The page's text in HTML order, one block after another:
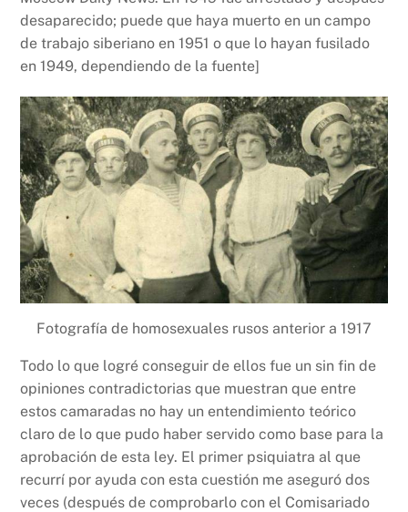
desaparecido; puede que haya muerto en un campo
de trabajo siberiano en 1951 o que lo hayan fusilado
en 1949, dependiendo de la fuente]
Fotografía de homosexuales rusos anterior a 1917
Todo lo que logré conseguir de ellos fue un sin fin de
opiniones contradictorias que muestran que entre
estos camaradas no hay un entendimiento teórico
claro de lo que pudo haber servido como base para la
aprobación de esta ley. El primer psiquiatra al que
recurrí por ayuda con esta cuestión me aseguró dos
veces (después de comprobarlo con el Comisariado